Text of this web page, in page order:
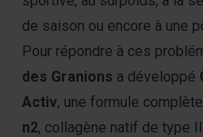
de saison ou encore à une
Pour répondre à ces
des Granions a développé
Activ, une formule
n2, collagène natif de type